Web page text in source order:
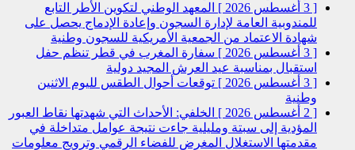
[ 3 أغسطس 2026 ]
المعهد الوطني لتكوين الأطر التابع
للمندوبية العامة لإدارة السجون وإعادة الإدماج يحصل على
شهادة الاعتماد من الجمعية الأمريكية للسجون وطنية
[ 3 أغسطس 2026 ]
سفارة المغرب في قطر تنظم حفل
استقبال بمناسبة عيد العرش المجيد دولية
[ 3 أغسطس 2026 ]
توقعات أحوال الطقس لليوم الاثنين
وطنية
[ 2 أغسطس 2026 ]
الخلفي: الأحداث التي شهدتها نقاط العبور
المؤدية إلى سبتة ومليلية جاءت نتيجة عوامل متداخلة في
مقدمتها الاستغلال المغرض للفضاء الرقمي وترويج معلومات